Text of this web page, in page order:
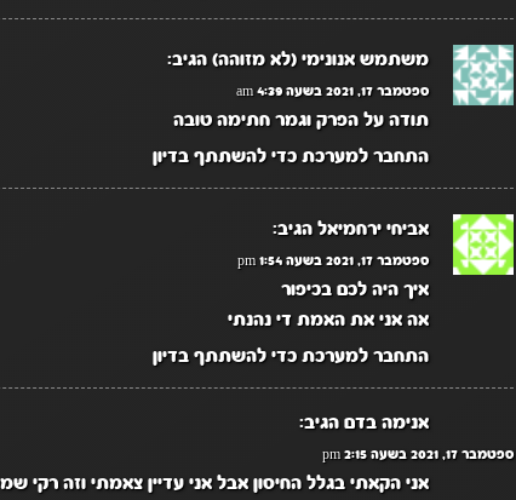
משתמש אנונימי (לא מזוהה) הגיב:
ספטמבר 17, 2021 בשעה 4:39 am
תודה על הפרק וגמר חתימה טובה
התחבר למערכת כדי להשתתף בדיון
אביחי ירחמיאל הגיב:
ספטמבר 17, 2021 בשעה 1:54 pm
איך היה לכם בכיפור
אה אני את האמת די נהנתי
התחבר למערכת כדי להשתתף בדיון
אנימה בדם הגיב:
ספטמבר 17, 2021 בשעה 2:15 pm
אני הקאתי בגלל החיסון אבל אני עדיין צאמתי וזה רקי